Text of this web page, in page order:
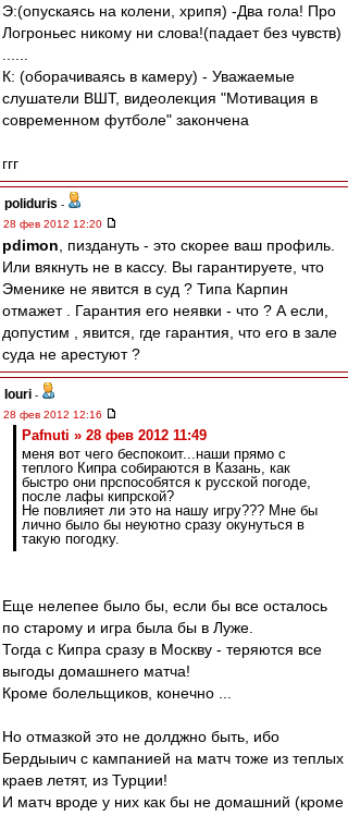
Э:(опускаясь на колени, хрипя) -Два гола! Про
Логроньес никому ни слова!(падает без чувств)
К: (оборачиваясь в камеру) - Уважаемые
слушатели ВШТ, видеолекция "Мотивация в
современном футболе" закончена
ггг
poliduris -
28 фев 2012 12:20
pdimon , пиздануть - это скорее ваш профиль.
Или вякнуть не в кассу. Вы гарантируете, что
Эменике не явится в суд ? Типа Карпин
отмажет . Гарантия его неявки - что ? А если,
допустим , явится, где гарантия, что его в зале
суда не арестуют ?
Iouri -
28 фев 2012 12:16
Pafnuti » 28 фев 2012 11:49
меня вот чего беспокоит...наши прямо с
теплого Кипра собираются в Казань, как
быстро они прспособятся к русской погоде,
после лафы кипрской?
Не повлияет ли это на нашу игру??? Мне бы
лично было бы неуютно сразу окунуться в
такую погодку.
Еще нелепее было бы, если бы все осталось
по старому и игра была бы в Луже.
Тогда с Кипра сразу в Москву - теряются все
выгоды домашнего матча!
Кроме болельщиков, конечно ...
Но отмазкой это не долджно быть, ибо
Бердыыич с кампанией на матч тоже из теплых
краев летят, из Турции!
И матч вроде у них как бы не домашний (кроме